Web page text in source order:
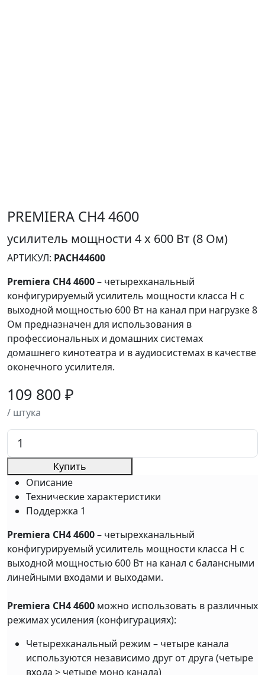
PREMIERA CH4 4600
усилитель мощности 4 x 600 Вт (8 Ом)
АРТИКУЛ: PACH44600
Premiera CH4 4600– четырехканальный
конфигурируемый усилитель мощности класса H с
выходной мощностью 600 Вт на канал при нагрузке 8
Ом предназначен для использования в
профессиональных и домашних системах
домашнего кинотеатра и в аудиосистемах в качестве
оконечного усилителя.
109 800 ₽
/ штука
Купить
Описание
Технические характеристики
Поддержка 1
Premiera CH4 4600– четырехканальный
конфигурируемый усилитель мощности класса H с
выходной мощностью 600 Вт на канал c балансными
линейными входами и выходами.
Premiera CH4 4600 можно использовать в различных
режимах усиления (конфигурациях):
Четырехканальный режим – четыре канала
используются независимо друг от друга (четыре
входа > четыре моно канала)